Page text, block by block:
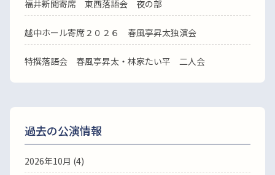
福井新聞寄席 東西落語会 夜の部
越中ホール寄席２０２６ 春風亭昇太独演会
特撰落語会 春風亭昇太・林家たい平 二人会
過去の公演情報
2026年10月 (4)